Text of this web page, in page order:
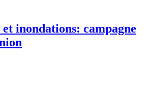
et inondations: campagne